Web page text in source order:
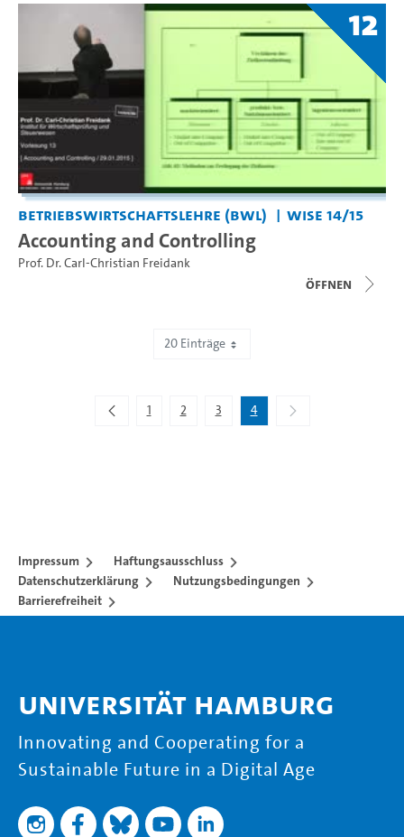
12
Betriebswirtschaftslehre (BWL) WiSe 14/15
Accounting and Controlling
Prof. Dr. Carl-Christian Freidank
Öffnen
20 Einträge
1 2 3 4
Impressum
Haftungsausschluss
Datenschutzerklärung
Nutzungsbedingungen
Barrierefreiheit
Universität Hamburg
Innovating and Cooperating for a
Sustainable Future in a Digital Age